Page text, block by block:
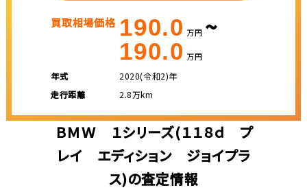
買取相場価格 190.0 万円 ~
190.0 万円
年式
2020(令和2)年
走行距離
2.8万km
ＢＭＷ １シリーズ(１１８ｄ プ
レイ エディション ジョイプラ
ス)の査定情報